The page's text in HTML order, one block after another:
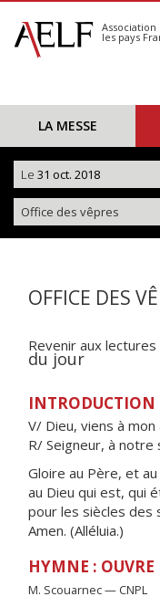
S'abonner
Calendrier
les pays
LA MESSE
Le 31 oct. 2018
Office des vêpres
OFFICE DES
Revenir aux lectures
du jour
INTRODUCTION
V/ Dieu, viens à mon
R/ Seigneur, à notre
Gloire au Père, et
au Dieu qui est, qui
pour les siècles des
Amen. (Alléluia.)
HYMNE : OUVRE
M. Scouarnec — CNPL